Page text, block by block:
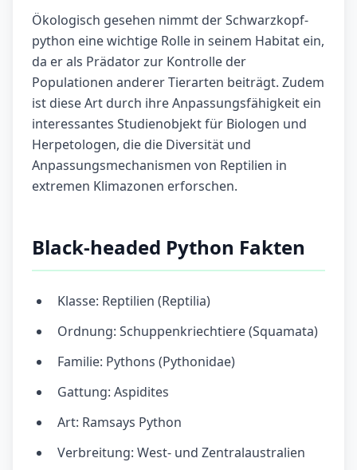
Ökologisch gesehen nimmt der Schwarz­kopf­
python eine wichtige Rolle in seinem Habitat ein,
da er als Prädator zur Kontrolle der
Populationen anderer Tierarten beiträgt. Zudem
ist diese Art durch ihre Anpassungsfähigkeit ein
interessantes Studienobjekt für Biologen und
Herpetologen, die die Diversität und
Anpassungsmechanismen von Reptilien in
extremen Klimazonen erforschen.
Black-headed Python Fakten
Klasse: Reptilien (Reptilia)
Ordnung: Schuppenkriechtiere (Squamata)
Familie: Pythons (Pythonidae)
Gattung: Aspidites
Art: Ramsays Python
Verbreitung: West- und Zentralaustralien